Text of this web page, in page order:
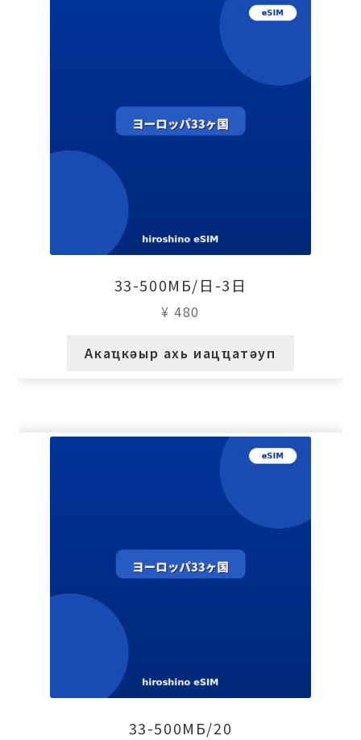
33-500МБ/日-3日
¥ 480
Акаҵкәыр ахь иацҵатәуп
33-500МБ/20